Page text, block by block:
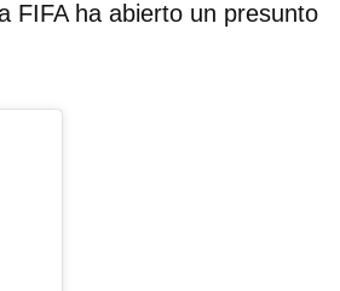
FIFA ha abierto un presunto